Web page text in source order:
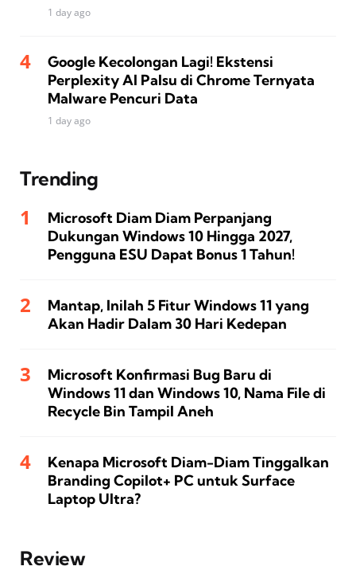
1 day ago
Google Kecolongan Lagi! Ekstensi
Perplexity AI Palsu di Chrome Ternyata
Malware Pencuri Data
1 day ago
Trending
Microsoft Diam Diam Perpanjang
Dukungan Windows 10 Hingga 2027,
Pengguna ESU Dapat Bonus 1 Tahun!
Mantap, Inilah 5 Fitur Windows 11 yang
Akan Hadir Dalam 30 Hari Kedepan
Microsoft Konfirmasi Bug Baru di
Windows 11 dan Windows 10, Nama File di
Recycle Bin Tampil Aneh
Kenapa Microsoft Diam-Diam Tinggalkan
Branding Copilot+ PC untuk Surface
Laptop Ultra?
Review